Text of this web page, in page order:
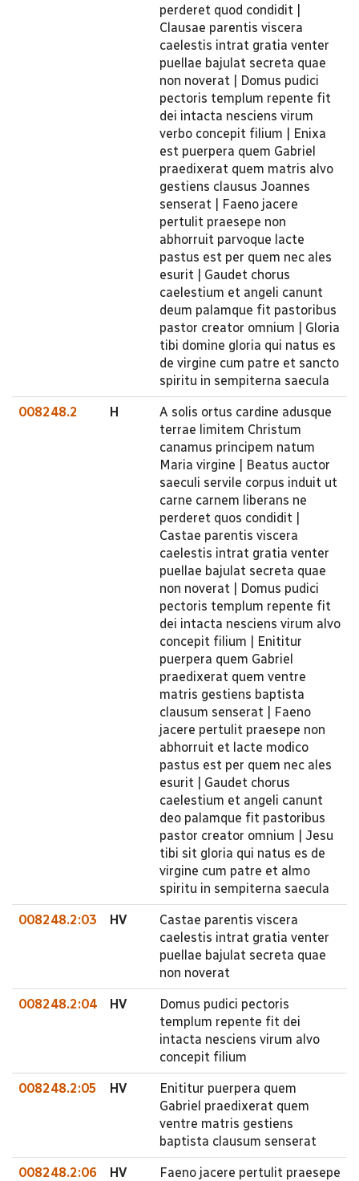
perderet quod condidit |
Clausae parentis viscera
caelestis intrat gratia venter
puellae bajulat secreta quae
non noverat | Domus pudici
pectoris templum repente fit
dei intacta nesciens virum
verbo concepit filium | Enixa
est puerpera quem Gabriel
praedixerat quem matris alvo
gestiens clausus Joannes
senserat | Faeno jacere
pertulit praesepe non
abhorruit parvoque lacte
pastus est per quem nec ales
esurit | Gaudet chorus
caelestium et angeli canunt
deum palamque fit pastoribus
pastor creator omnium | Gloria
tibi domine gloria qui natus es
de virgine cum patre et sancto
spiritu in sempiterna saecula
008248.2 H
A solis ortus cardine adusque
terrae limitem Christum
canamus principem natum
Maria virgine | Beatus auctor
saeculi servile corpus induit ut
carne carnem liberans ne
perderet quos condidit |
Castae parentis viscera
caelestis intrat gratia venter
puellae bajulat secreta quae
non noverat | Domus pudici
pectoris templum repente fit
dei intacta nesciens virum alvo
concepit filium | Enititur
puerpera quem Gabriel
praedixerat quem ventre
matris gestiens baptista
clausum senserat | Faeno
jacere pertulit praesepe non
abhorruit et lacte modico
pastus est per quem nec ales
esurit | Gaudet chorus
caelestium et angeli canunt
deo palamque fit pastoribus
pastor creator omnium | Jesu
tibi sit gloria qui natus es de
virgine cum patre et almo
spiritu in sempiterna saecula
008248.2:03 HV
Castae parentis viscera
caelestis intrat gratia venter
puellae bajulat secreta quae
non noverat
008248.2:04 HV
Domus pudici pectoris
templum repente fit dei
intacta nesciens virum alvo
concepit filium
008248.2:05 HV
Enititur puerpera quem
Gabriel praedixerat quem
ventre matris gestiens
baptista clausum senserat
008248.2:06 HV
Faeno jacere pertulit praesepe